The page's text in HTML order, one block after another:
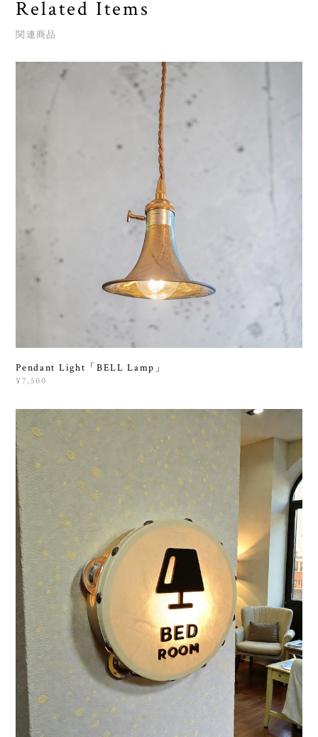
Related Items
関連商品
Pendant Light「BELL Lamp」
¥7,500